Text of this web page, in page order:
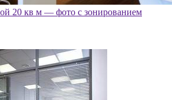
20 кв м — фото с зонированием